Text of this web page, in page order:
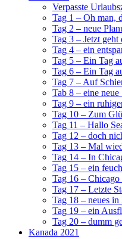
Verpasste
Tag 1 – Oh man,
Tag 2 – neue
Tag 3 – Jetzt
Tag 4 – ein
Tag 5 – Ein Tag
Tag 6 – Ein Tag
Tag 7 – Auf
Tab 8 – eine neue
Tag 9 – ein
Tag 10 – Zum
Tag 11 – Hallo
Tag 12 – doch
Tag 13 – Mal
Tag 14 – In
Tag 15 – ein
Tag 16 – Chicago
Tag 17 – Letzte
Tag 18 – neues
Tag 19 – ein
Tag 20 – dumm
Kanada 2021